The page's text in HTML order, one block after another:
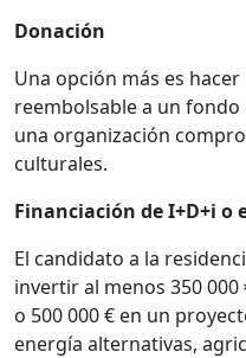
Donación
Una opción más es
reembolsable a un
una organización
culturales.
Financiación de I+D+i o
El candidato a la
invertir al menos 350
o 500 000 € en un
energía alternativas,